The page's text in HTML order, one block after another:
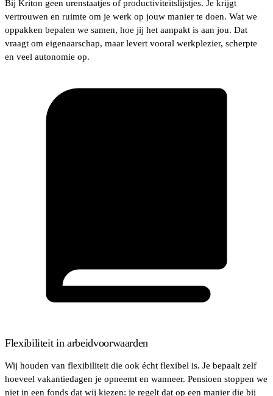
Bij Kriton geen urenstaatjes of productiviteitslijstjes. Je krijgt
vertrouwen en ruimte om je werk op jouw manier te doen. Wat we
oppakken bepalen we samen, hoe jij het aanpakt is aan jou. Dat
vraagt om eigenaarschap, maar levert vooral werkplezier, scherpte
en veel autonomie op.
Flexibiliteit in arbeidvoorwaarden
Wij houden van flexibiliteit die ook écht flexibel is. Je bepaalt zelf
hoeveel vakantiedagen je opneemt en wanneer. Pensioen stoppen we
niet in een fonds dat wij kiezen: je regelt dat op een manier die bij